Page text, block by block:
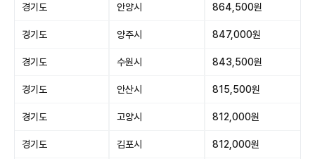
경기도 안양시 864,500원
경기도 양주시 847,000원
경기도 수원시 843,500원
경기도 안산시 815,500원
경기도 고양시 812,000원
경기도 김포시 812,000원